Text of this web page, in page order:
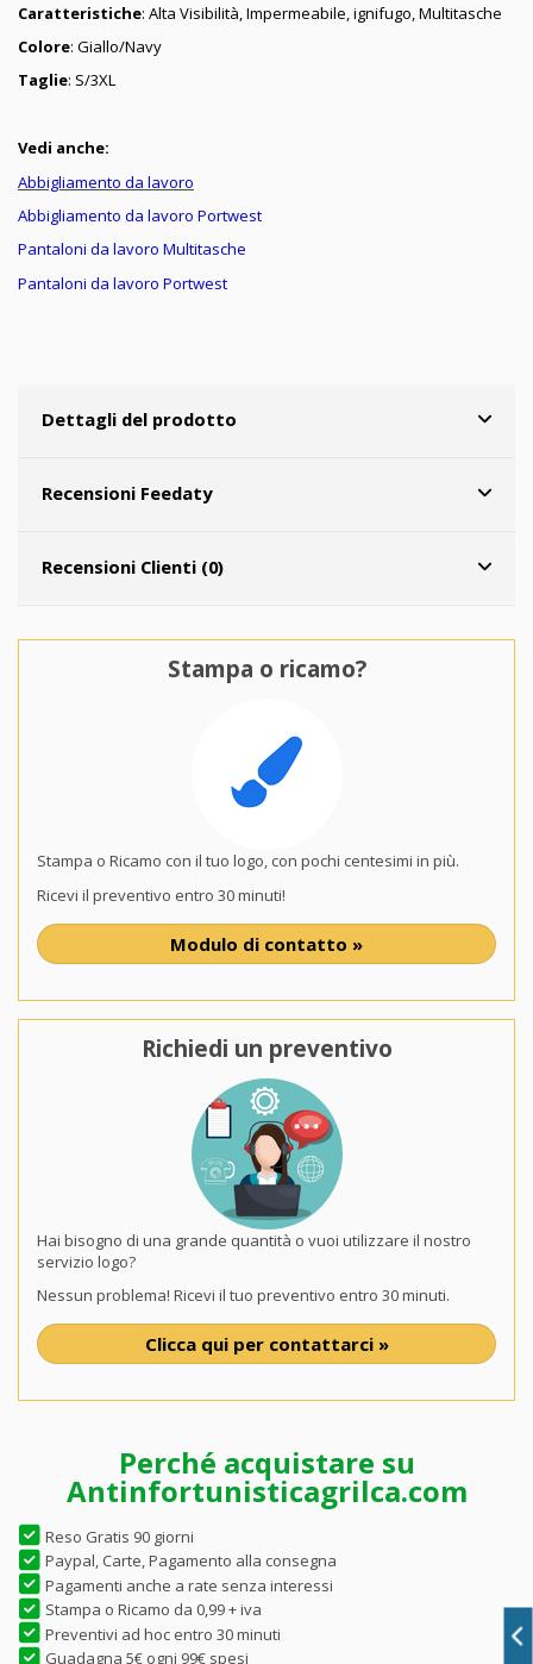
Caratteristiche: Alta Visibilità, Impermeabile, ignifugo, Multitasche
Colore: Giallo/Navy
Taglie: S/3XL
Vedi anche:
Abbigliamento da lavoro
Abbigliamento da lavoro Portwest
Pantaloni da lavoro Multitasche
Pantaloni da lavoro Portwest
Dettagli del prodotto
Recensioni Feedaty
Recensioni Clienti (0)
Stampa o ricamo?
Stampa o Ricamo con il tuo logo, con pochi centesimi in più.
Ricevi il preventivo entro 30 minuti!
Modulo di contatto »
Richiedi un preventivo
Hai bisogno di una grande quantità o vuoi utilizzare il nostro
servizio logo?
Nessun problema! Ricevi il tuo preventivo entro 30 minuti.
Clicca qui per contattarci »
Perché acquistare su
Antinfortunisticagrilca.com
Reso Gratis 90 giorni
Paypal, Carte, Pagamento alla consegna
Pagamenti anche a rate senza interessi
Stampa o Ricamo da 0,99 + iva
Preventivi ad hoc entro 30 minuti
Guadagna 5€ ogni 99€ spesi